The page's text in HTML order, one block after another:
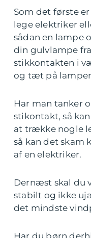
Som det første
lege elektriker
sådan en lampe
din gulvlampe
stikkontakten i
og tæt på
Har man tanker
stikontakt, så
at trække nogle
så kan det skam
af en elektriker.
Dernæst skal du
stabilt og ikke
det mindste
Har du børn